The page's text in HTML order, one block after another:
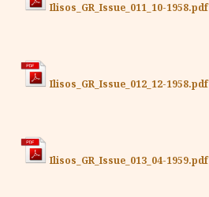
Ilisos_GR_Issue_011_10-1958.pdf
Ilisos_GR_Issue_012_12-1958.pdf
Ilisos_GR_Issue_013_04-1959.pdf